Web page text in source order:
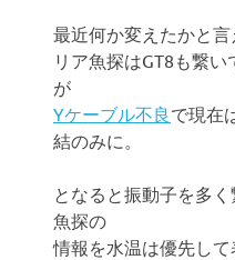
最近何か変えたかと言
リア魚探はGT8も繋い
が
Yケーブル不良 で現在
結のみに。
となると振動子を多く
魚探の
情報を水温は優先して